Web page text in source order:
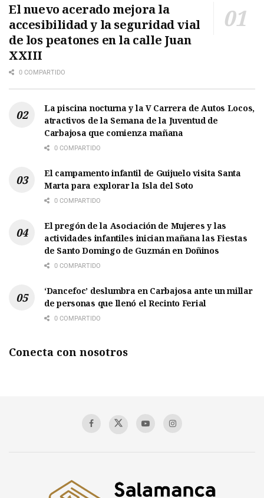
El nuevo acerado mejora la
accesibilidad y la seguridad vial
de los peatones en la calle Juan
XXIII
0 COMPARTIDO
La piscina nocturna y la V Carrera de Autos Locos,
atractivos de la Semana de la Juventud de
Carbajosa que comienza mañana
0 COMPARTIDO
El campamento infantil de Guijuelo visita Santa
Marta para explorar la Isla del Soto
0 COMPARTIDO
El pregón de la Asociación de Mujeres y las
actividades infantiles inician mañana las Fiestas
de Santo Domingo de Guzmán en Doñinos
0 COMPARTIDO
‘Dancefoc’ deslumbra en Carbajosa ante un millar
de personas que llenó el Recinto Ferial
0 COMPARTIDO
Conecta con nosotros